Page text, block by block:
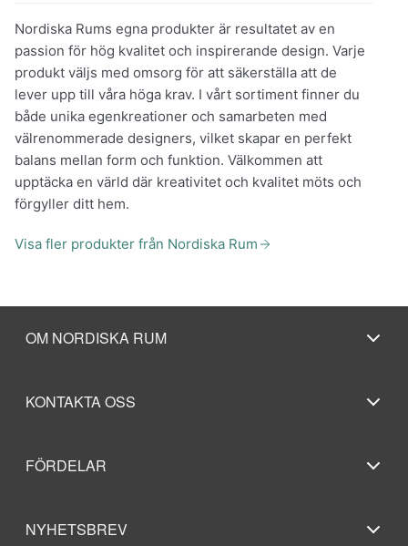
Nordiska Rums egna produkter är resultatet av en
passion för hög kvalitet och inspirerande design. Varje
produkt väljs med omsorg för att säkerställa att de
lever upp till våra höga krav. I vårt sortiment finner du
både unika egenkreationer och samarbeten med
välrenommerade designers, vilket skapar en perfekt
balans mellan form och funktion. Välkommen att
upptäcka en värld där kreativitet och kvalitet möts och
förgyller ditt hem.
Visa fler produkter från Nordiska Rum
OM NORDISKA RUM
KONTAKTA OSS
FÖRDELAR
NYHETSBREV